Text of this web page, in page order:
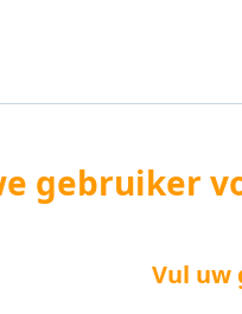
gebruiker
Vul uw